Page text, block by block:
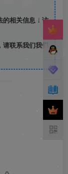
相关信息！访
联系我们我们